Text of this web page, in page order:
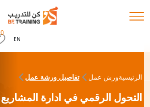
EN
0
الرئيسيةورش عمل تفاصيل ورشة عمل
التحول الرقمي في ادارة المشاريع (SCA)